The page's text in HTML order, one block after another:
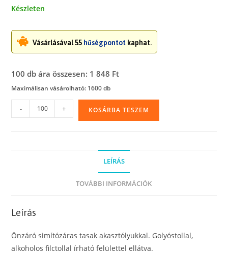
Készleten
Vásárlásával 55 hűségpontot kaphat.
100 db ára összesen: 1 848 Ft
Maximálisan vásárolható: 1600 db
felületű
- + KOSÁRBA TESZEM
LEÍRÁS
TOVÁBBI INFORMÁCIÓK
Leírás
Önzáró simítózáras tasak akasztólyukkal. Golyóstollal,
alkoholos filctollal írható felülettel ellátva.